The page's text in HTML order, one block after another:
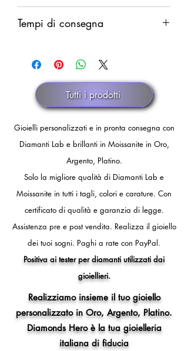
Rimborso completo in caso di difetti.
Rimborso parziale (del solo costo della
merce al netto delle spese di
discrezionale.
integrale in caso di smarrimento.
dello spedizioniere o dopo 30 giorni
Tempi di consegna
Tutti i prodotti
Gioielli personalizzati e in pronta consegna con
Diamanti Lab e brillanti in Moissanite in Oro,
Argento, Platino.
Solo la migliore qualità di Diamanti Lab e
Moissanite in tutti i tagli, colori e carature. Con
certificato di qualità e garanzia di legge.
Assistenza pre e post vendita. Realizza il gioiello
dei tuoi sogni. Paghi a rate con PayPal.
Positiva ai tester per diamanti utilizzati dai
gioiellieri.
Realizziamo insieme il tuo gioiello
personalizzato in Oro, Argento, Platino.
Diamonds Hero è la tua gioielleria
italiana di fiducia